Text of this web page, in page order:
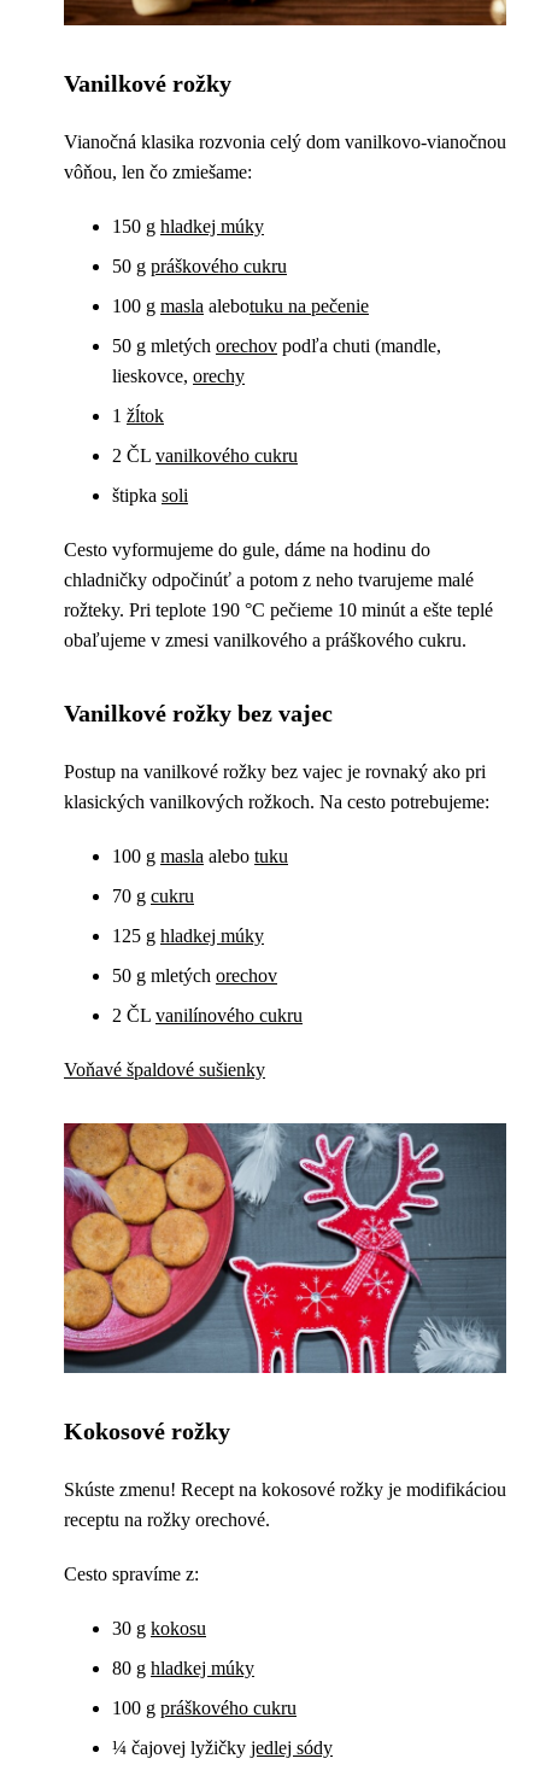
Vanilkové rožky
Vianočná klasika rozvonia celý dom vanilkovo-vianočnou
vôňou, len čo zmiešame:
150 g hladkej múky
50 g práškového cukru
100 g masla alebotuku na pečenie
50 g mletých orechov podľa chuti (mandle,
lieskovce, orechy
1 žĺtok
2 ČL vanilkového cukru
štipka soli
Cesto vyformujeme do gule, dáme na hodinu do
chladničky odpočinúť a potom z neho tvarujeme malé
rožteky. Pri teplote 190 °C pečieme 10 minút a ešte teplé
obaľujeme v zmesi vanilkového a práškového cukru.
Vanilkové rožky bez vajec
Postup na vanilkové rožky bez vajec je rovnaký ako pri
klasických vanilkových rožkoch. Na cesto potrebujeme:
100 g masla alebo tuku
70 g cukru
125 g hladkej múky
50 g mletých orechov
2 ČL vanilínového cukru
Voňavé špaldové sušienky
Kokosové rožky
Skúste zmenu! Recept na kokosové rožky je modifikáciou
receptu na rožky orechové.
Cesto spravíme z:
30 g kokosu
80 g hladkej múky
100 g práškového cukru
¼ čajovej lyžičky jedlej sódy